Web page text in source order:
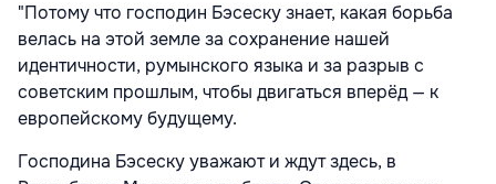
"Потому что господин Бэсеску знает, какая борьба
велась на этой земле за сохранение нашей
идентичности, румынского языка и за разрыв с
советским прошлым, чтобы двигаться вперёд — к
европейскому будущему.
Господина Бэсеску уважают и ждут здесь, в